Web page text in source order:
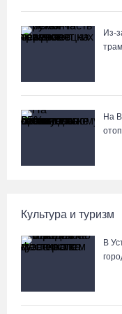
08.08.26 / 10:22
Две телеги «органики»
8 августа в Череповце
08.08.26 / 09:15
10 пьяных водителей и
вологодские гаишники
07.08.26 / 18:12
Из-
На
Культура и туризм
В